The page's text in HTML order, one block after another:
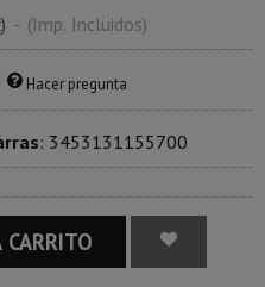
- (Imp. Incluidos)
Hacer pregunta
: 3453131155700